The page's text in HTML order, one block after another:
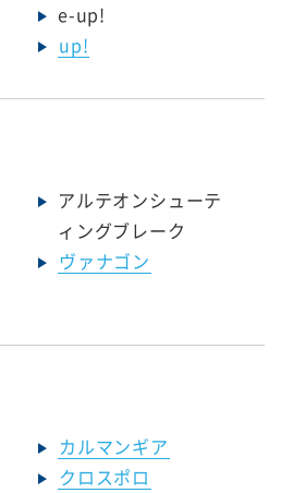
e-up!
up!
アルテオンシューテ
ィングブレーク
ヴァナゴン
カルマンギア
クロスポロ